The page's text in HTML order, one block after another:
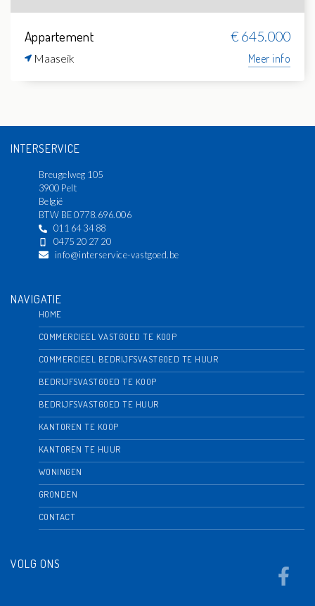
Appartement € 645.000
Maaseik Meer info
INTERSERVICE
Breugelweg 105
3900 Pelt
België
BTW BE 0778.696.006
011 64 34 88
0475 20 27 20
info@interservice-vastgoed.be
NAVIGATIE
HOME
COMMERCIEEL VASTGOED TE KOOP
COMMERCIEEL BEDRIJFSVASTGOED TE HUUR
BEDRIJFSVASTGOED TE KOOP
BEDRIJFSVASTGOED TE HUUR
KANTOREN TE KOOP
KANTOREN TE HUUR
WONINGEN
GRONDEN
CONTACT
VOLG ONS